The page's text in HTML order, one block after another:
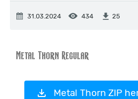
31.03.2024 434 25
Metal Thorn ZIP